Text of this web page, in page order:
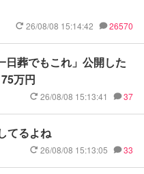
26/08/08 15:14:42 26570
日葬でもこれ」公開した
万円
26/08/08 15:13:41 37
てるよね
26/08/08 15:13:05 33